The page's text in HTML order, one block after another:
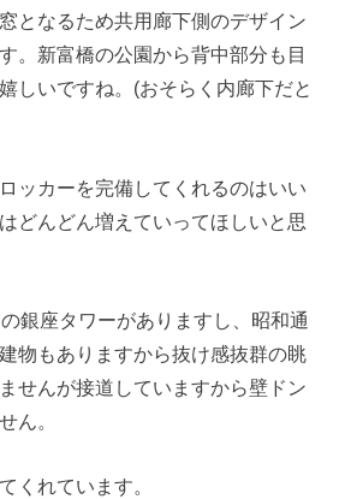
となるため共用廊下側のデザイン
。新富橋の公園から背中部分も目
しいですね。(おそらく内廊下だと
ッカーを完備してくれるのはいい
どんどん増えていってほしいと思
銀座タワーがありますし、昭和通
物もありますから抜け感抜群の眺
せんが接道していますから壁ドン
ん。
くれています。